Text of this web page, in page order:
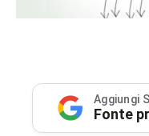
Aggiungi
Fonte